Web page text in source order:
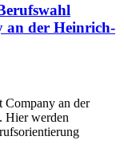
an der Heinrich-
Company an der
Hier werden